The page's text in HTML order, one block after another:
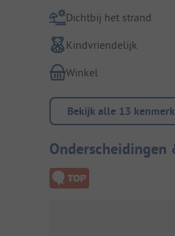
Dichtbij het strand
Kindvriendelijk
Winkel
Bekijk alle 13